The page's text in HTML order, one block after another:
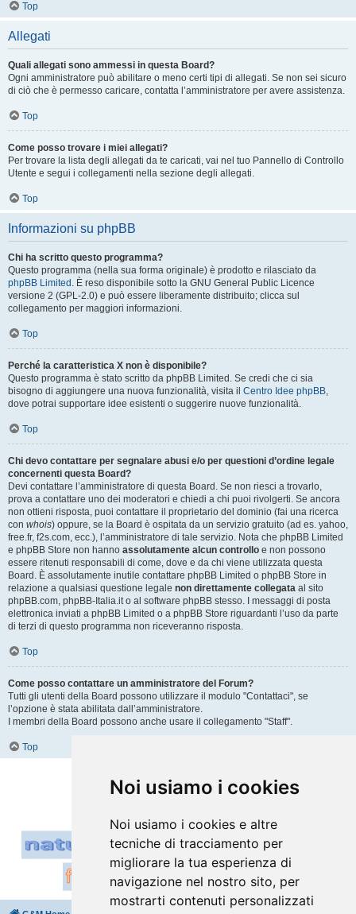
Noi usiamo i cookies
Noi usiamo i cookies e altre
tecniche di tracciamento per
migliorare la tua esperienza di
navigazione nel nostro sito, per
mostrarti contenuti personalizzati
Top
Allegati
Quali allegati sono ammessi in questa Board?
Ogni amministratore può abilitare o meno certi tipi di allegati. Se non sei sicuro
di ciò che è permesso caricare, contatta l’amministratore per avere assistenza.
Top
Come posso trovare i miei allegati?
Per trovare la lista degli allegati da te caricati, vai nel tuo Pannello di Controllo
Utente e segui i collegamenti nella sezione degli allegati.
Top
Informazioni su phpBB
Chi ha scritto questo programma?
Questo programma (nella sua forma originale) è prodotto e rilasciato da
phpBB Limited . È reso disponibile sotto la GNU General Public Licence
versione 2 (GPL-2.0) e può essere liberamente distribuito; clicca sul
collegamento per maggiori informazioni.
Top
Perché la caratteristica X non è disponibile?
Questo programma è stato scritto da phpBB Limited. Se credi che ci sia
bisogno di aggiungere una nuova funzionalità, visita il Centro Idee phpBB,
dove potrai supportare idee esistenti o suggerire nuove funzionalità.
Top
Chi devo contattare per segnalare abusi e/o per questioni d’ordine legale
concernenti questa Board?
Devi contattare l’amministratore di questa Board. Se non riesci a trovarlo,
prova a contattare uno dei moderatori e chiedi a chi puoi rivolgerti. Se ancora
non ottieni risposta, puoi contattare il proprietario del dominio (fai una ricerca
con whois) oppure, se la Board è ospitata da un servizio gratuito (ad es. yahoo,
free.fr, f2s.com, ecc.), l’amministratore di tale servizio. Nota che phpBB Limited
e phpBB Store non hanno assolutamente alcun controllo e non possono
essere ritenuti responsabili di come, dove e da chi viene utilizzata questa
Board. È assolutamente inutile contattare phpBB Limited o phpBB Store in
relazione a qualsiasi questione legale non direttamente collegata al sito
phpBB.com, phpBB-Italia.it o al software phpBB stesso. I messaggi di posta
elettronica inviati a phpBB Limited o a phpBB Store riguardanti l’uso da parte
di terzi di questo programma non riceveranno risposta.
Top
Come posso contattare un amministratore del Forum?
Tutti gli utenti della Board possono utilizzare il modulo "Contattaci", se
l’opzione è stata abilitata dall’amministratore.
I membri della Board possono anche usare il collegamento "Staff".
Top